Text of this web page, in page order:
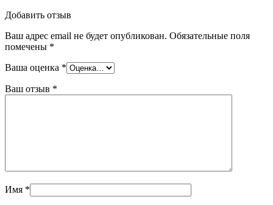
Добавить отзыв
Ваш адрес email не будет опубликован. Обязательные поля
помечены *
Ваша оценка *
Ваш отзыв *
Имя *